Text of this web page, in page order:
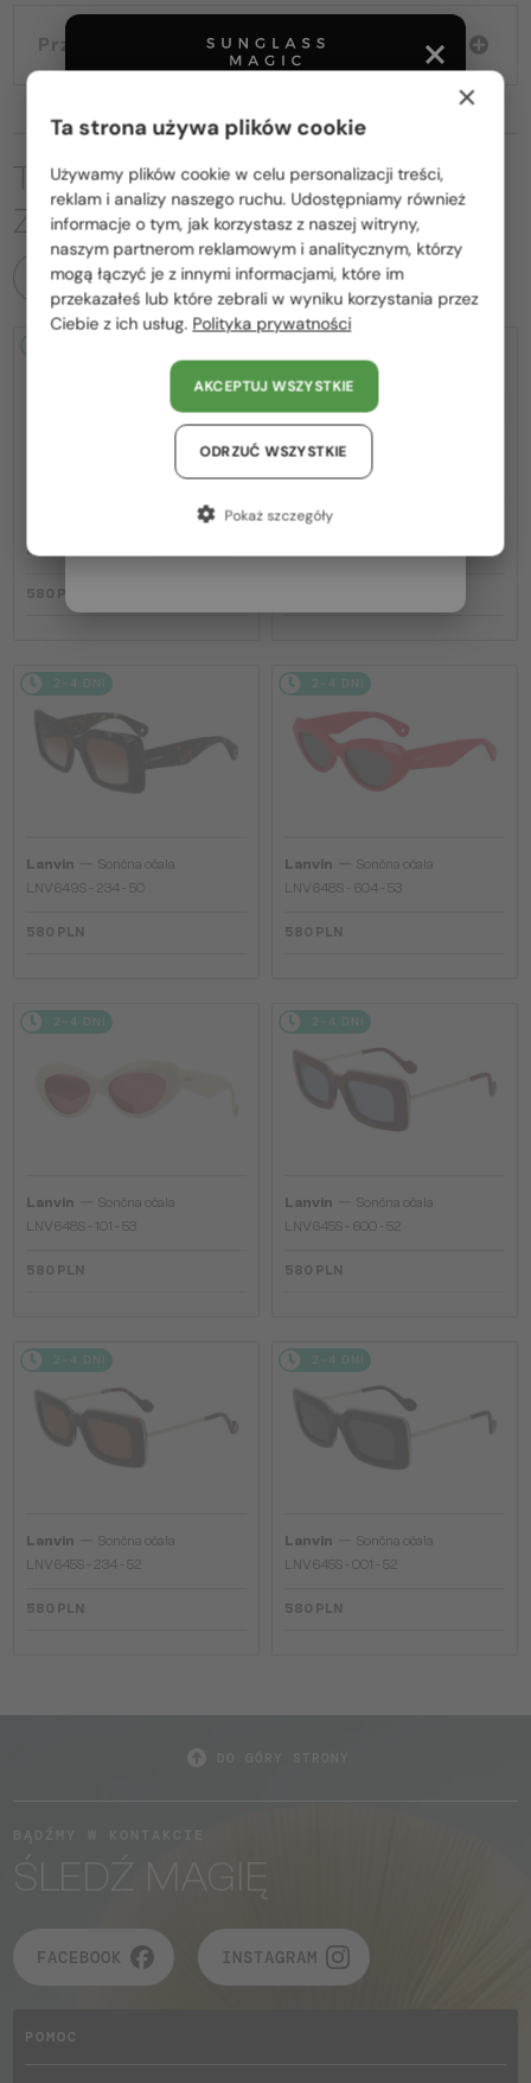
Przewodnik wyborczy
TO MOŻE CIĘ RÓWNIEŻ
ZAINTERESOWAĆ
WSZYSTKIE PRODUKTY
LNV652S - 058 - 55
580 PLN
Lanvin
2-4 DNI
Lanvin
Sončna očala
LNV649S - 234 - 50
580 PLN
2-4 DNI
Lanvin
Sončna očala
LNV648S - 604 - 53
580 PLN
2-4 DNI
Lanvin
Sončna očala
LNV648S - 101 - 53
580 PLN
2-4 DNI
Lanvin
Sončna očala
LNV645S - 600 - 52
580 PLN
2-4 DNI
Lanvin
Sončna očala
LNV645S - 234 - 52
580 PLN
2-4 DNI
Lanvin
Sončna očala
LNV645S - 001 - 52
580 PLN
ŚLEDŹ MAGIĘ
FACEBOOK INSTAGRAM
POMOC
Proszę wybierz z listy odpowiedni dla Ciebie kraj:
Polska / PL
România / RO
Magyarország / HU
United Arab Emirates / EN
Austria / AT
Niemcy / DE
×
Ta strona używa plików cookie
Używamy plików cookie w celu personalizacji treści,
reklam i analizy naszego ruchu. Udostępniamy również
informacje o tym, jak korzystasz z naszej witryny,
naszym partnerom reklamowym i analitycznym, którzy
mogą łączyć je z innymi informacjami, które im
przekazałeś lub które zebrali w wyniku korzystania przez
Ciebie z ich usług. Polityka prywatności
AKCEPTUJ WSZYSTKIE
ODRZUĆ WSZYSTKIE
Pokaż szczegóły